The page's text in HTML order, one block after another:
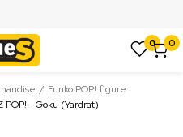
0 0
Funko POP! figure
- Goku (Yardrat)